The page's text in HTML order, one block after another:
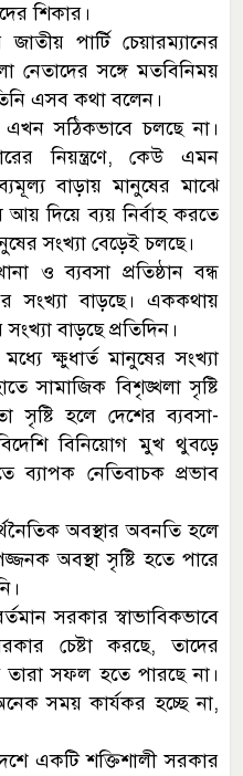
শিকার।
পার্টি চেয়ারম্যানের
নেতাদের সঙ্গে মতবিনিময়
এসব কথা বলেন।
এখন সঠিকভাবে চলছে না।
নিয়ন্ত্রণে, কেউ এমন
বাড়ায় মানুষের মাঝে
আয় দিয়ে ব্যয় নির্বাহ করতে
সংখ্যা বেড়েই চলছে।
ও ব্যবসা প্রতিষ্ঠান বন্ধ
সংখ্যা বাড়ছে। এককথায়
বাড়ছে প্রতিদিন।
ক্ষুধার্ত মানুষের সংখ্যা
সামাজিক বিশৃঙ্খলা সৃষ্টি
সৃষ্টি হলে দেশের ব্যবসা-
বিদেশি বিনিয়োগ মুখ থুবড়ে
ব্যাপক নেতিবাচক প্রভাব
অবস্থার অবনতি হলে
অবস্থা সৃষ্টি হতে পারে
সরকার স্বাভাবিকভাবে
চেষ্টা করছে, তাদের
তারা সফল হতে পারছে না।
সময় কার্যকর হচ্ছে না,
একটি শক্তিশালী সরকার